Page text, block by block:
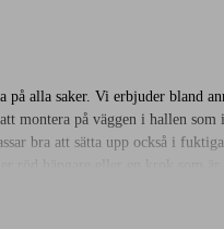
alla saker. Vi erbjuder bland
montera på väggen i hallen
bra att sätta upp också i
inredningsdetalj även i köket